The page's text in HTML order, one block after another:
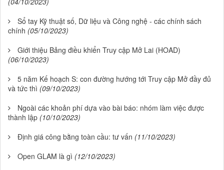
Sổ tay Kỹ thuật số, Dữ liệu và Công nghệ - các chính sách
chính (05/10/2023)
Giới thiệu Bảng điều khiển Truy cập Mở Lai (HOAD)
(06/10/2023)
5 năm Kế hoạch S: con đường hướng tới Truy cập Mở đầy đủ
và tức thì (09/10/2023)
Ngoài các khoản phí dựa vào bài báo: nhóm làm việc được
thành lập (10/10/2023)
Định giá công bằng toàn cầu: tư vấn (11/10/2023)
Open GLAM là gì (12/10/2023)